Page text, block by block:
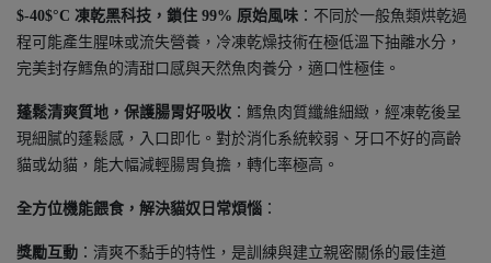
$-40$°C 凍乾黑科技，鎖住 99% 原始風味 ：不同於一般魚類烘乾過
程可能產生腥味或流失營養，冷凍乾燥技術在極低溫下抽離水分，
完美封存鱈魚的清甜口感與天然魚肉養分，適口性極佳。
蓬鬆清爽質地，保護腸胃好吸收 ：鱈魚肉質纖維細緻，經凍乾後呈
現細膩的蓬鬆感，入口即化。對於消化系統較弱、牙口不好的高齡
貓或幼貓，能大幅減輕腸胃負擔，轉化率極高。
全方位機能餵食，解決貓奴日常煩惱 ：
獎勵互動 ：清爽不黏手的特性，是訓練與建立親密關係的最佳道